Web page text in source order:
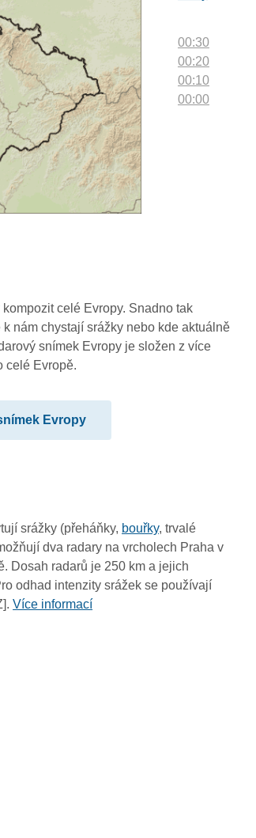
00:30
00:20
00:10
00:00
celé Evropy. Snadno tak
k nám chystají srážky nebo kde aktuálně
snímek Evropy je složen z více
celé Evropě.
Evropy
srážky (přeháňky, bouřky, trvalé
dva radary na vrcholech Praha v
Dosah radarů je 250 km a jejich
odhad intenzity srážek se používají
Více informací